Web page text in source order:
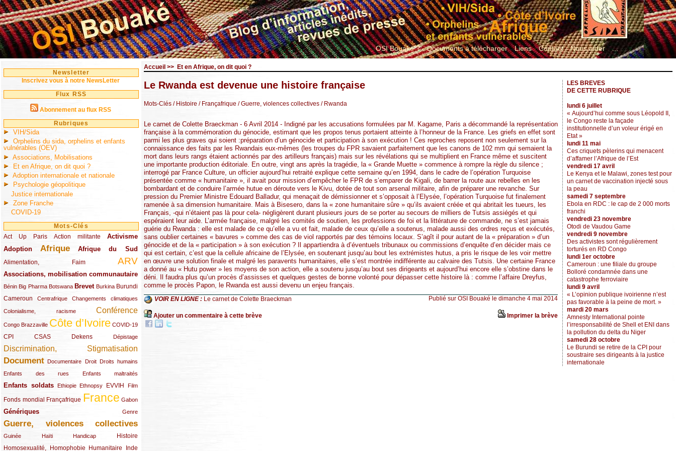
OSI Bouaké ? Documents à télécharger Liens Contact Nous aider ...
Newsletter
Inscrivez vous à notre NewsLetter
Flux RSS
Abonnement au flux RSS
Rubriques
VIH/Sida
Orphelins du sida, orphelins et enfants
vulnérables (OEV)
Associations, Mobilisations
Et en Afrique, on dit quoi ?
Adoption internationale et nationale
Psychologie géopolitique
Justice internationale
Zone Franche
COVID-19
Mots-Clés
Act Up Paris
(49/289) Action militante
(32/289) Activisme
(73/289)
Adoption
(82/289) Afrique
(161/289) Afrique du Sud
(73/289)
Alimentation, Faim
(48/289) ARV
(203/289)
Associations, mobilisation communautaire
(65/289)
Bénin
(13/289)Big Pharma
(16/289) Botswana
(9/289) Brevet
(83/289) Burkina
(18/289) Burundi
(30/289)
Cameroun
(47/289) Centrafrique
(23/289) Changements climatiques
(10/289)
Colonialisme, racisme
(19/289) Conférence
(118/289)
Congo Brazzaville
(24/289) Côte d’Ivoire
(263/289) COVID-19
(13/289)
CPI
(48/289) CSAS
(32/289) Dekens
(29/289) Dépistage
(19/289)
Discrimination, Stigmatisation
(131/289)
Document
(145/289) Documentaire
(9/289) Droit
(20/289) Droits humains
(22/289)
Enfants des rues
(21/289) Enfants maltraités
(10/289)
Enfants soldats
(68/289) Ethiopie
(12/289) Ethnopsy
(15/289) EVVIH
(55/289) Film
(22/289)
Fonds mondial
(48/289) Françafrique
(39/289) France
(289/289) Gabon
(12/289)
Génériques
(59/289) Genre
(22/289)
Guerre, violences collectives
(149/289)
Guinée
(12/289) Haïti
(15/289) Handicap
(10/289) Histoire
(49/289)
Homosexualité, Homophobie
(44/289) Humanitaire
(47/289) Inde
(34/289)
Accueil >> Et en Afrique, on dit quoi ?
Le Rwanda est devenue une histoire française
Mots-Clés / Histoire / Françafrique / Guerre, violences collectives / Rwanda
Le carnet de Colette Braeckman - 6 Avril 2014 - Indigné par les accusations formulées par M. Kagame, Paris a décommandé la représentation
française à la commémoration du génocide, estimant que les propos tenus portaient atteinte à l’honneur de la France. Les griefs en effet sont
parmi les plus graves qui soient :préparation d’un génocide et participation à son exécution ! Ces reproches reposent non seulement sur la
connaissance des faits par les Rwandais eux-mêmes (les troupes du FPR savaient parfaitement que les canons de 102 mm qui semaient la
mort dans leurs rangs étaient actionnés par des artilleurs français) mais sur les révélations qui se multiplient en France même et suscitent
une importante production éditoriale. En outre, vingt ans après la tragédie, la « Grande Muette » commence à rompre la règle du silence ;
interrogé par France Culture, un officier aujourd’hui retraité explique cette semaine qu’en 1994, dans le cadre de l’opération Turquoise
présentée comme « humanitaire », il avait pour mission d’empêcher le FPR de s’emparer de Kigali, de barrer la route aux rebelles en les
bombardant et de conduire l’armée hutue en déroute vers le Kivu, dotée de tout son arsenal militaire, afin de préparer une revanche. Sur
pression du Premier Ministre Edouard Balladur, qui menaçait de démissionner et s’opposait à l’Elysée, l’opération Turquoise fut finalement
ramenée à sa dimension humanitaire. Mais à Bisesero, dans la « zone humanitaire sûre » qu’ils avaient créée et qui abritait les tueurs, les
Français, -qui n’étaient pas là pour cela- négligèrent durant plusieurs jours de se porter au secours de milliers de Tutsis assiégés et qui
espéraient leur aide. L’armée française, malgré les comités de soutien, les professions de foi et la littérature de commande, ne s’est jamais
guérie du Rwanda : elle est malade de ce qu’elle a vu et fait, malade de ceux qu’elle a soutenus, malade aussi des ordres reçus et exécutés,
sans oublier certaines « bavures » comme des cas de viol rapportés par des témoins locaux. S’agît il pour autant de la « préparation » d’un
génocide et de la « participation » à son exécution ? Il appartiendra à d’éventuels tribunaux ou commissions d’enquête d’en décider mais ce
qui est certain, c’est que la cellule africaine de l’Elysée, en soutenant jusqu’au bout les extrémistes hutus, a pris le risque de les voir mettre
en œuvre une solution finale et malgré les paravents humanitaires, elle s’est montrée indifférente au calvaire des Tutsis. Une certaine France
a donné au « Hutu power » les moyens de son action, elle a soutenu jusqu’au bout ses dirigeants et aujourd’hui encore elle s’obstine dans le
déni. Il faudra plus qu’un procès d’assisses et quelques gestes de bonne volonté pour dépasser cette histoire là : comme l’affaire Dreyfus,
comme le procès Papon, le Rwanda est aussi devenu un enjeu français.
VOIR EN LIGNE : Le carnet de Colette Braeckman Publié sur OSI Bouaké le dimanche 4 mai 2014
Ajouter un commentaire à cette brève Imprimer la brève
LES BREVES
DE CETTE RUBRIQUE
lundi 6 juillet
« Aujourd’hui comme sous Léopold II,
le Congo reste la façade
institutionnelle d’un voleur érigé en
Etat »
lundi 11 mai
Ces criquets pèlerins qui menacent
d’affamer l’Afrique de l’Est
vendredi 17 avril
Le Kenya et le Malawi, zones test pour
un carnet de vaccination injecté sous
la peau
samedi 7 septembre
Ebola en RDC : le cap de 2 000 morts
franchi
vendredi 23 novembre
Otodi de Vaudou Game
vendredi 9 novembre
Des activistes sont régulièrement
torturés en RD Congo
lundi 1er octobre
Cameroun : une filiale du groupe
Bolloré condamnée dans une
catastrophe ferroviaire
lundi 9 avril
« L’opinion publique ivoirienne n’est
pas favorable à la peine de mort. »
mardi 20 mars
Amnesty International pointe
l’irresponsabilité de Shell et ENI dans
la pollution du delta du Niger
samedi 28 octobre
Le Burundi se retire de la CPI pour
soustraire ses dirigeants à la justice
internationale